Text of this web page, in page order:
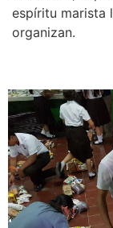
espíritu marista
organizan.